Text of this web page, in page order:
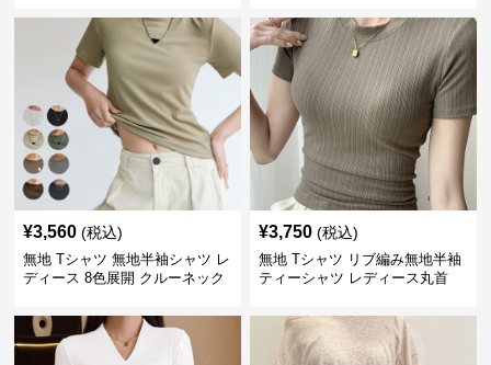
¥3,560 (税込)
無地 Tシャツ 無地半袖シャツ レ
ディース 8色展開 クルーネック
¥3,750 (税込)
無地 Tシャツ リブ編み無地半袖
ティーシャツ レディース丸首